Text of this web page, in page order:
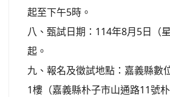
起至下午5時。
八、甄試日期：114年8月5日（
起。
九、報名及徵試地點：嘉義縣數
1樓（嘉義縣朴子市山通路11號